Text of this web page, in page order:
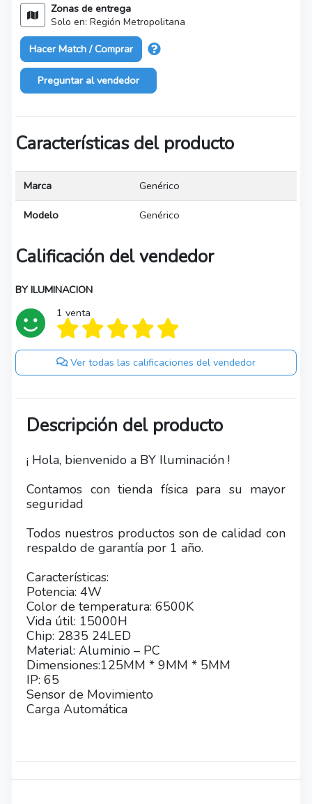
Zonas de entrega
Solo en: Región Metropolitana
Hacer Match / Comprar
Preguntar al vendedor
Características del producto
Marca Genérico
Modelo Genérico
Calificación del vendedor
BY ILUMINACION
1 venta
Ver todas las calificaciones del vendedor
Descripción del producto
¡ Hola, bienvenido a BY Iluminación !
Contamos con tienda física para su mayor
seguridad
Todos nuestros productos son de calidad con
respaldo de garantía por 1 año.
Características:
Potencia: 4W
Color de temperatura: 6500K
Vida útil: 15000H
Chip: 2835 24LED
Material: Aluminio – PC
Dimensiones:125MM * 9MM * 5MM
IP: 65
Sensor de Movimiento
Carga Automática